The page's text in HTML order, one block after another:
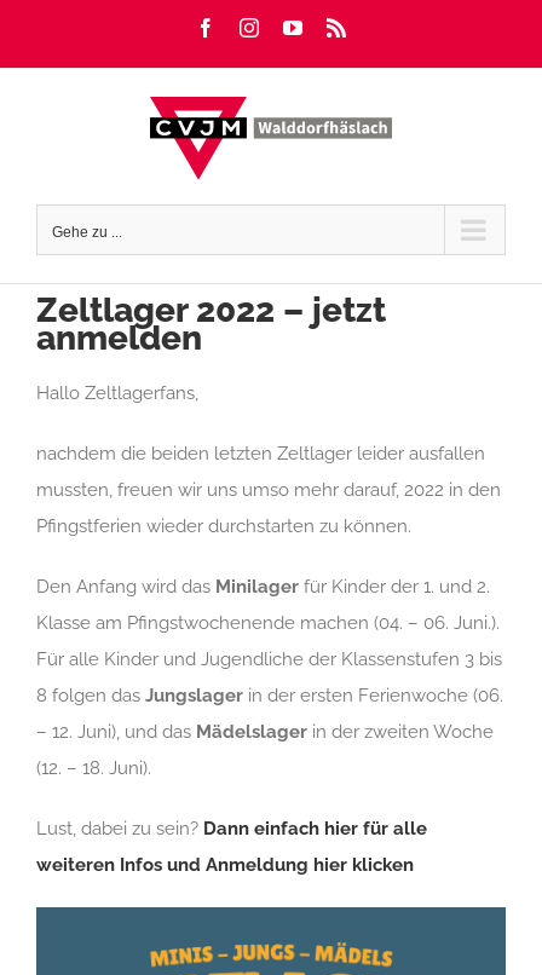
FacebookInstagramYouTube
Gehe zu ...
Zeltlager 2022 – jetzt
anmelden
Hallo Zeltlagerfans,
nachdem die beiden letzten Zeltlager leider ausfallen
mussten, freuen wir uns umso mehr darauf, 2022 in den
Pfingstferien wieder durchstarten zu können.
Den Anfang wird das Minilager für Kinder der 1. und 2.
Klasse am Pfingstwochenende machen (04. – 06. Juni.).
Für alle Kinder und Jugendliche der Klassenstufen 3 bis
8 folgen das Jungslager in der ersten Ferienwoche (06.
– 12. Juni), und das Mädelslager in der zweiten Woche
(12. – 18. Juni).
Lust, dabei zu sein? Dann einfach hier für alle
weiteren Infos und Anmeldung hier klicken